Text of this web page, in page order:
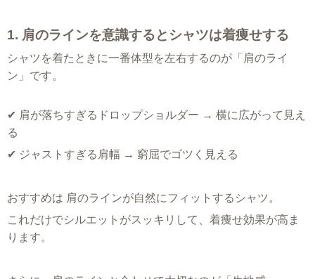
1. 肩のラインを意識するとシャツは着痩せする
シャツを着たときに一番体型を左右するのが「肩のライ
ン」です。
✔ 肩が落ちすぎるドロップショルダー → 横に広がって見え
る
✔ ジャストすぎる肩幅 → 窮屈でゴツく見える
おすすめは 肩のラインが自然にフィットするシャツ。
これだけでシルエットがスッキリして、着痩せ効果が高ま
ります。